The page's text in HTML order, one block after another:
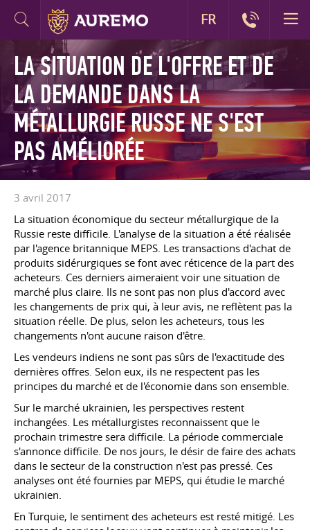
LA SITUATION DE L'OFFRE ET DE
LA DEMANDE DANS LA
MÉTALLURGIE RUSSE NE S'EST
PAS AMÉLIORÉE
3 avril 2017
La situation économique du secteur métallurgique de la
Russie reste difficile. L'analyse de la situation a été réalisée
par l'agence britannique MEPS. Les transactions d'achat de
produits sidérurgiques se font avec réticence de la part des
acheteurs. Ces derniers aimeraient voir une situation de
marché plus claire. Ils ne sont pas non plus d'accord avec
les changements de prix qui, à leur avis, ne reflètent pas la
situation réelle. De plus, selon les acheteurs, tous les
changements n'ont aucune raison d'être.
Les vendeurs indiens ne sont pas sûrs de l'exactitude des
dernières offres. Selon eux, ils ne respectent pas les
principes du marché et de l'économie dans son ensemble.
Sur le marché ukrainien, les perspectives restent
inchangées. Les métallurgistes reconnaissent que le
prochain trimestre sera difficile. La période commerciale
s'annonce difficile. De nos jours, le désir de faire des achats
dans le secteur de la construction n'est pas pressé. Ces
analyses ont été fournies par MEPS, qui étudie le marché
ukrainien.
En Turquie, le sentiment des acheteurs est resté mitigé. Les
FR